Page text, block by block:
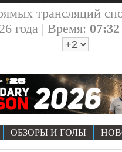
трансляций
года | Время: 07:32
ОБЗОРЫ И ГОЛЫ